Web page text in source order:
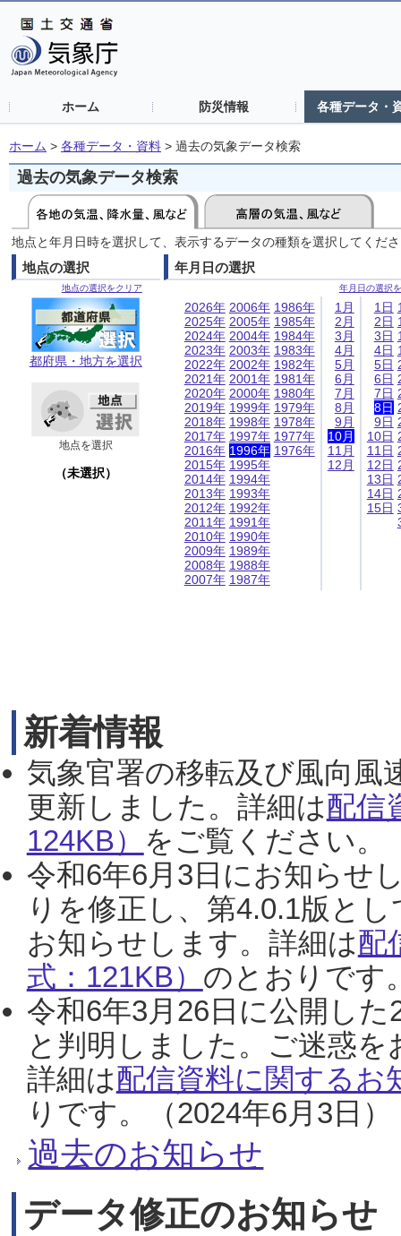
ホーム 防災情報 各種データ・
ホーム > 各種データ・資料 > 過去の気象データ検索
過去の気象データ検索
地点と年月日時を選択して、表示するデータの種類を選択してくだ
地点の選択
地点の選択をクリア
都府県・地方を選択
地点を選択
（未選択）
年月日の選択
年月日の選択
2026年
2025年
2024年
2023年
2022年
2021年
2020年
2019年
2018年
2017年
2016年
2015年
2014年
2013年
2012年
2011年
2010年
2009年
2008年
2007年
2006年
2005年
2004年
2003年
2002年
2001年
2000年
1999年
1998年
1997年
1996年
1995年
1994年
1993年
1992年
1991年
1990年
1989年
1988年
1987年
1986年
1985年
1984年
1983年
1982年
1981年
1980年
1979年
1978年
1977年
1976年
1月
2月
3月
4月
5月
6月
7月
8月
9月
10月
11月
12月
1日
2日
3日
4日
5日
6日
7日
8日
9日
10日
11日
12日
13日
14日
15日
新着情報
気象官署の移転及び風向風
更新しました。詳細は配信
124KB） をご覧ください。
令和6年6月3日にお知らせ
りを修正し、第4.0.1版と
お知らせします。詳細は配
式：121KB） のとおりです
令和6年3月26日に公開し
と判明しました。ご迷惑
詳細は配信資料に関するお
りです。（2024年6月3日）
過去のお知らせ
データ修正のお知らせ